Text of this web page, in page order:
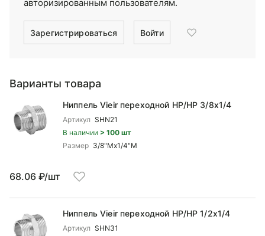
авторизированным пользователям.
Зарегистрироваться Войти
Варианты товара
Ниппель Vieir переходной НР/НР 3/8x1/4
Артикул SHN21
В наличии > 100 шт
Размер 3/8"Mx1/4"М
68.06 ₽/шт
Ниппель Vieir переходной НР/НР 1/2x1/4
Артикул SHN31